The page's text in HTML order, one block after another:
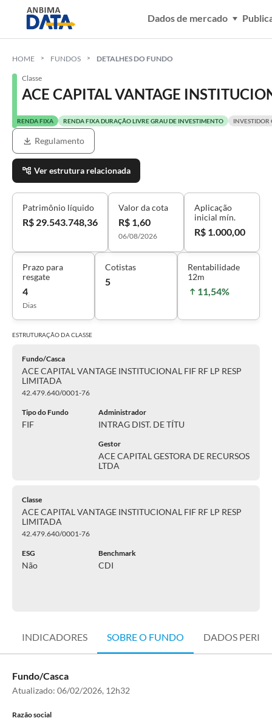
Dados de mercado
HOME FUNDOS DETALHES DO FUNDO
Classe
ACE CAPITAL VANTAGE
RENDA FIXA RENDA FIXA DURAÇÃO LIVRE GRAU DE INVESTIMENTO INVESTIDOR
Regulamento
Ver estrutura relacionada
Patrimônio líquido
R$ 29.543.748,36
Valor da cota
R$ 1,60
06/08/2026
Aplicação
inicial mín.
R$ 1.000,00
Prazo para
resgate
4
Dias
Cotistas
5
Rentabilidade
12m
11,54%
ESTRUTURAÇÃO DACLASSE
Fundo/Casca
ACE CAPITAL VANTAGE INSTITUCIONAL FIF RF LP RESP
LIMITADA
42.479.640/0001-76
Tipo do Fundo
FIF
Administrador
INTRAG DIST. DE TÍTU
Gestor
ACE CAPITAL GESTORA DE RECURSOS
LTDA
Classe
ACE CAPITAL VANTAGE INSTITUCIONAL FIF RF LP RESP
LIMITADA
42.479.640/0001-76
ESG
Não
Benchmark
CDI
INDICADORES SOBRE O FUNDO DADOS
Fundo/Casca
Atualizado: 06/02/2026, 12h32
Razão social